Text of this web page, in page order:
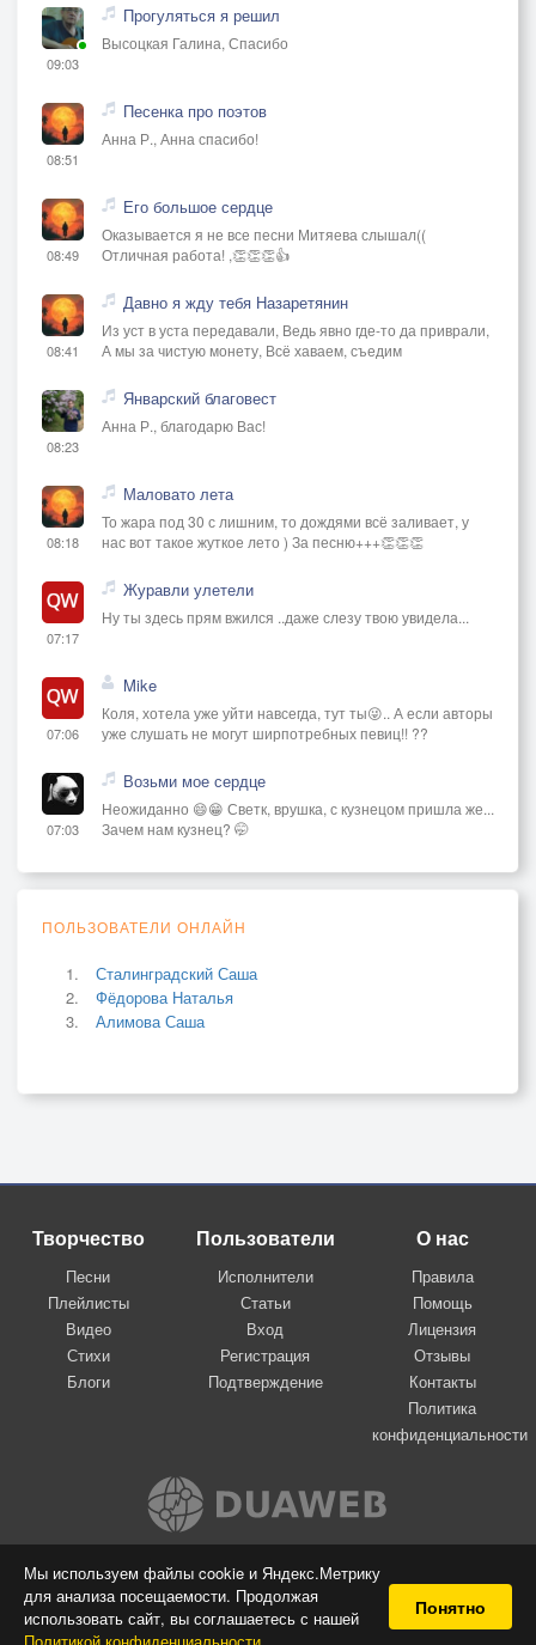
Мы используем файлы cookie и Яндекс.Метрику
для анализа посещаемости. Продолжая
использовать сайт, вы соглашаетесь с нашей
Понятно
09:03
Прогуляться я решил
Высоцкая Галина, Спасибо
08:51
Песенка про поэтов
Анна Р., Анна спасибо!
08:49
Его большое сердце
Оказывается я не все песни Митяева слышал((
Отличная работа! ,👏👏👏👍
08:41
Давно я жду тебя Назаретянин
Из уст в уста передавали, Ведь явно где-то да приврали,
А мы за чистую монету, Всё хаваем, съедим
08:23
Январский благовест
Анна Р., благодарю Вас!
08:18
Маловато лета
То жара под 30 с лишним, то дождями всё заливает, у
нас вот такое жуткое лето ) За песню+++👏👏👏
07:17
Журавли улетели
Ну ты здесь прям вжился ..даже слезу твою увидела...
07:06
Mike
Коля, хотела уже уйти навсегда, тут ты😜.. А если авторы
уже слушать не могут ширпотребных певиц!! ??
07:03
Возьми мое сердце
Неожиданно 😄😁 Светк, врушка, с кузнецом пришла же...
Зачем нам кузнец? 🤭
ПОЛЬЗОВАТЕЛИ ОНЛАЙН
Сталинградский Саша
Фёдорова Наталья
Алимова Саша
Творчество
Песни
Плейлисты
Видео
Стихи
Блоги
Пользователи
Исполнители
Статьи
Вход
Регистрация
Подтверждение
О нас
Правила
Помощь
Лицензия
Отзывы
Контакты
Политика
конфиденциальности
Вконтакте
© 2009-2026 Я-пою
Музыкальный сайт самовыражения